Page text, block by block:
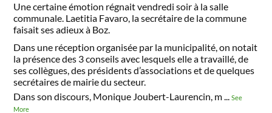
Une certaine émotion régnait vendredi soir à la salle
communale. Laetitia Favaro, la secrétaire de la commune
faisait ses adieux à Boz.
Dans une réception organisée par la municipalité, on notait
la présence des 3 conseils avec lesquels elle a travaillé, de
ses collègues, des présidents d’associations et de quelques
secrétaires de mairie du secteur.
Dans son discours, Monique Joubert-Laurencin, m...See
More